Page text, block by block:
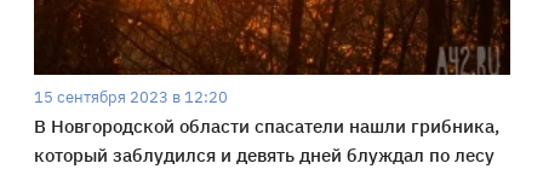
15 сентября 2023 в 12:20
В Новгородской области спасатели нашли грибника,
который заблудился и девять дней блуждал по лесу